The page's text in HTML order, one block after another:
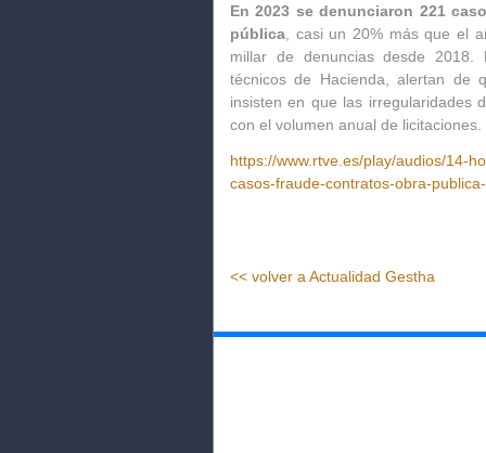
En 2023 se denunciaron 221
pública , casi un 20% más que el
millar de denuncias desde
técnicos de Hacienda, alertan de
insisten en que las irregularidades
con el volumen anual de
https://www.rtve.es/play/audios/14-
casos-fraude-contratos-obra-
<< volver a Actualidad Gestha